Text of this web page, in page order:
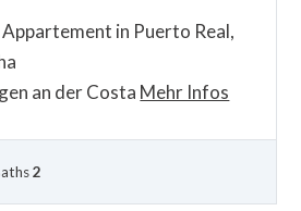
in Puerto Real,
an der Costa Mehr Infos
2